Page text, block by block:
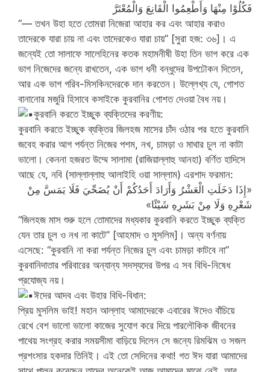
فَكُلُوْا مِنْهَا وَأَطْعِمُوا الْقَانِعَ وَالْمُعْتَرَّ
“— তখন উহা হতে তোমরা নিজেরা আহার কর এবং আহার করাও
তাদেরকে যারা চায় না এবং তাদেরকেও যারা চায়” [সুরা হজ: ৩৬]। এ
জন্যেই তো সালাফে সালেহিনের কতক মহামনীষী উহা তিন ভাগ করে এক
ভাগ নিজেদের জন্যে রাখতেন, এক ভাগ ধনী বন্ধুদের উপঢৌকন দিতেন,
আর এক ভাগ গরিব-মিসকিনদেরকে দান করতেন। উল্লেখ্য যে, গোশত
বানানোর মজুরি হিসাবে কসাইকে কুরবানির গোশত দেওয়া বৈধ নয়।
কুরবানি করতে ইচ্ছুক ব্যক্তিদের করণীয়:
কুরবানি করতে ইচ্ছুক ব্যক্তির জিলহজ মাসের চাঁদ ওঠার পর হতে কুরবানি
জবেহ করার আগ পর্যন্ত নিজের পশম, নখ, চামড়া ও মাথার চুল না কাটা
ভালো। কেননা হজরত উম্মে সালামা (রাজিয়াল্লাহু আনহা) বর্ণিত হাদিসে
আছে যে, নবি (সাল্লাল্লাহু আলাইহি ওয়া সাল্লাম) এরশাদ ফরমান:
«إِذَا دَخَلَتِ الْعَشْرُ وَأَرَادَ أَحَدُكُمْ أَنْ يُضَحِّيَ فَلَا يَمَسَّ مِنْ
شَعْرِهِ وَلَا مِنْ بَشَرِهِ شَيْئًا»
“জিলহজ মাস শুরু হলে তোমাদের মধ্যকার কুরবানি করতে ইচ্ছুক ব্যক্তি
যেন তার চুল ও নখ না কাটে” [আহমাদ ও মুসলিম]। অন্য বর্ণনায়
এসেছে: “কুরবানি না করা পর্যন্ত নিজের চুল এবং চামড়া কাটবে না”
কুরবানিদাতার পরিবারের অন্যান্য সদস্যদের উপর এ সব বিধি-নিষেধ
প্রযোজ্য নয়।
ঈদের আদব এবং উহার বিধি-বিধান:
প্রিয় মুসলিম ভাই! মহান আল্লাহ আমাদেরকে এবারের ঈদেও বাঁচিয়ে
রেখে বেশ ভালো ভালো কাজের সুযোগ করে দিয়ে পারলৌকিক জীবনের
পাথেয় সংগ্রহ করার সময়সীমা বাড়িয়ে দিলেন সে জন্যে রিমঝিম ও সজল
প্রশংসার হকদার তিনিই। এই তো সেদিনের কথা! গত ঈদ যারা আমাদের